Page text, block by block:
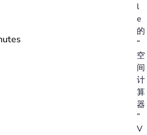
l
e
的
“
空
间
计
算
器
”
V